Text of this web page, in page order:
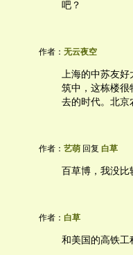
吧？
作者： 无云夜空
上海的中苏友好
筑中，这栋楼很
去的时代。北京
作者： 艺萌 回复 白草
百草博，我没比
作者： 白草
和美国的高铁工